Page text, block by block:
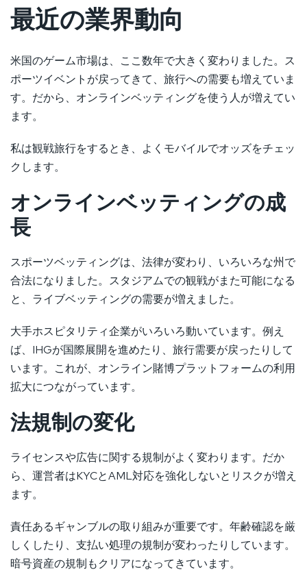
最近の業界動向
米国のゲーム市場は、ここ数年で大きく変わりました。ス
ポーツイベントが戻ってきて、旅行への需要も増えていま
す。だから、オンラインベッティングを使う人が増えてい
ます。
私は観戦旅行をするとき、よくモバイルでオッズをチェッ
クします。
オンラインベッティングの成
長
スポーツベッティングは、法律が変わり、いろいろな州で
合法になりました。スタジアムでの観戦がまた可能になる
と、ライブベッティングの需要が増えました。
大手ホスピタリティ企業がいろいろ動いています。例え
ば、IHGが国際展開を進めたり、旅行需要が戻ったりして
います。これが、オンライン賭博プラットフォームの利用
拡大につながっています。
法規制の変化
ライセンスや広告に関する規制がよく変わります。だか
ら、運営者はKYCとAML対応を強化しないとリスクが増え
ます。
責任あるギャンブルの取り組みが重要です。年齢確認を厳
しくしたり、支払い処理の規制が変わったりしています。
暗号資産の規制もクリアになってきています。